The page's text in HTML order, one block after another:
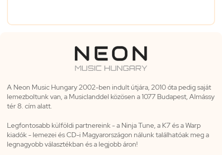
A Neon Music Hungary 2002-ben indult útjára, 2010 óta pedig saját
lemezboltunk van, a Musiclanddel közösen a 1077 Budapest, Almássy
tér 8. cím alatt.
Legfontosabb külföldi partnereink - a Ninja Tune, a K7 és a Warp
kiadók - lemezei és CD-i Magyarországon nálunk találhatóak meg a
legnagyobb választékban és a legjobb áron!